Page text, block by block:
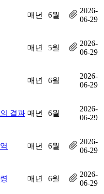
매년 6월
2026-
06-29
매년 5월
2026-
06-29
매년 6월
2026-
06-29
결과 매년 6월
2026-
06-29
매년 6월
2026-
06-29
매년 6월
2026-
06-29